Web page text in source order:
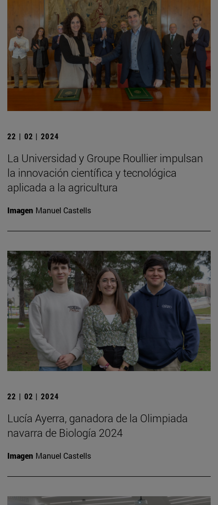
22 | 02 | 2024
La Universidad y Groupe Roullier impulsan
la innovación científica y tecnológica
aplicada a la agricultura
Imagen Manuel Castells
22 | 02 | 2024
Lucía Ayerra, ganadora de la Olimpiada
navarra de Biología 2024
Imagen Manuel Castells